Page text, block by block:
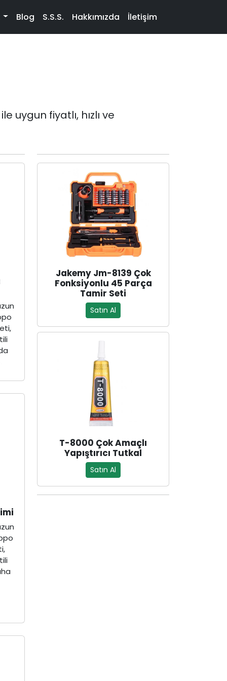
Blog S.S.S. Hakkımızda İletişim
uygun fiyatlı, hızlı ve
Jakemy Jm-8139 Çok
Fonksiyonlu 45 Parça
Tamir Seti
Satın Al
T-8000 Çok Amaçlı
Yapıştırıcı Tutkal
Satın Al